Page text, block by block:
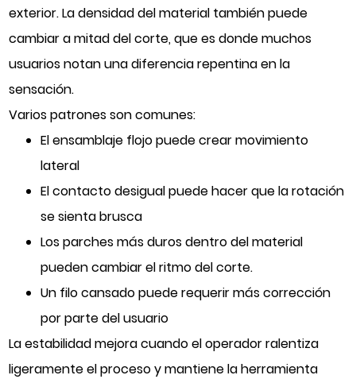
exterior. La densidad del material también puede
cambiar a mitad del corte, que es donde muchos
usuarios notan una diferencia repentina en la
sensación.
Varios patrones son comunes:
El ensamblaje flojo puede crear movimiento
lateral
El contacto desigual puede hacer que la rotación
se sienta brusca
Los parches más duros dentro del material
pueden cambiar el ritmo del corte.
Un filo cansado puede requerir más corrección
por parte del usuario
La estabilidad mejora cuando el operador ralentiza
ligeramente el proceso y mantiene la herramienta